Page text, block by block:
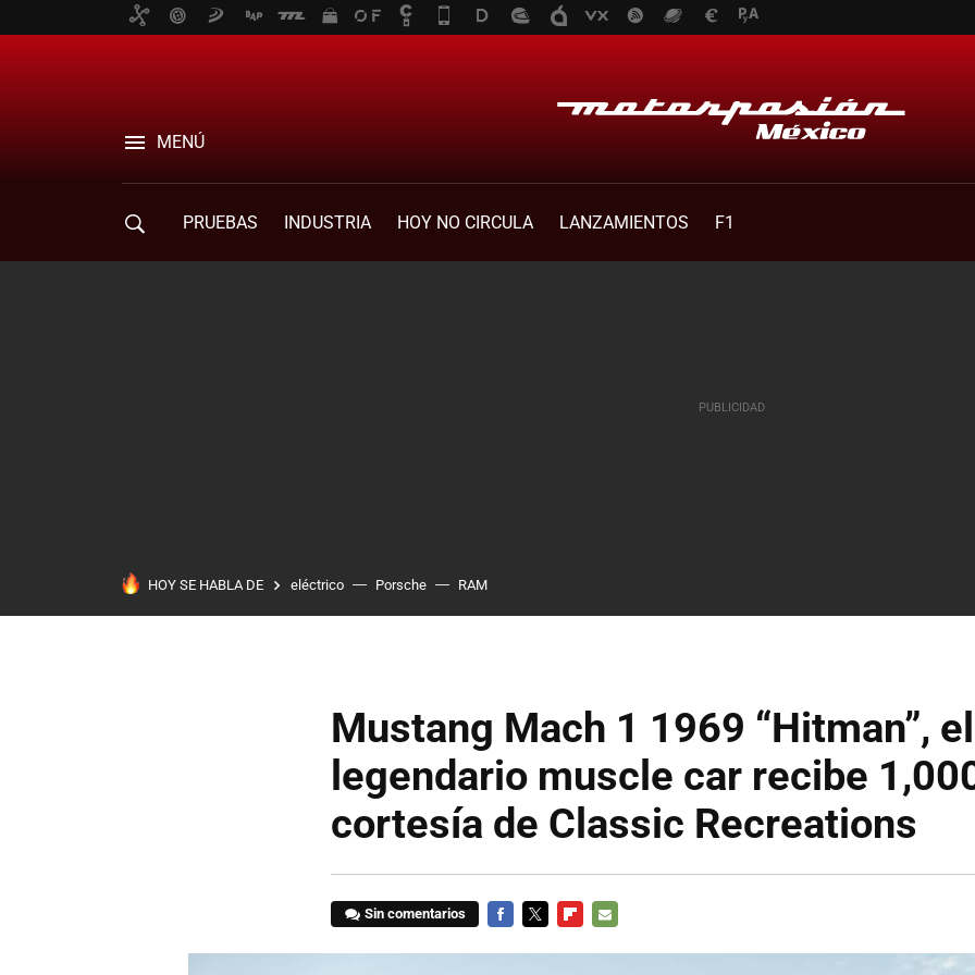
MENÚ
PRUEBAS INDUSTRIA HOY NO CIRCULA LANZAMIENTOS F1
HOY SE HABLA DE eléctrico Porsche RAM
Mustang Mach 1 1969 “Hitman”, el
legendario muscle car recibe
cortesía de Classic Recreations
Sin comentarios